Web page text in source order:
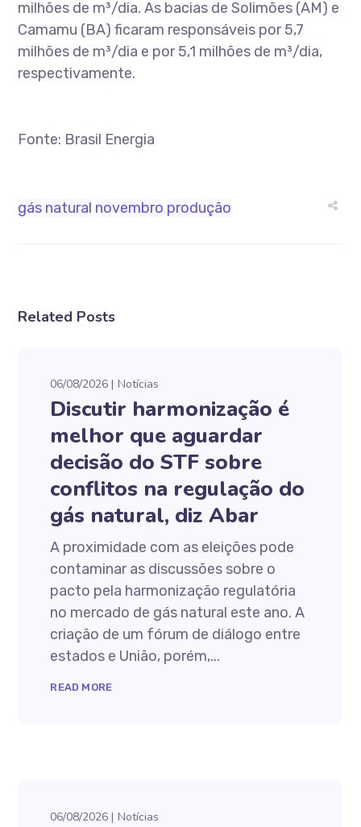
milhões de m³/dia. As bacias de Solimões (AM) e
Camamu (BA) ficaram responsáveis por 5,7
milhões de m³/dia e por 5,1 milhões de m³/dia,
respectivamente.
Fonte: Brasil Energia
gás natural novembro produção
Related Posts
06/08/2026 Notícias
Discutir harmonização é
melhor que aguardar
decisão do STF sobre
conflitos na regulação do
gás natural, diz Abar
A proximidade com as eleições pode
contaminar as discussões sobre o
pacto pela harmonização regulatória
no mercado de gás natural este ano. A
criação de um fórum de diálogo entre
estados e União, porém,...
READ MORE
06/08/2026 Notícias